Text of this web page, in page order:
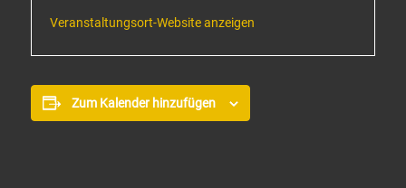
Veranstaltungsort-Website anzeigen
Zum Kalender hinzufügen